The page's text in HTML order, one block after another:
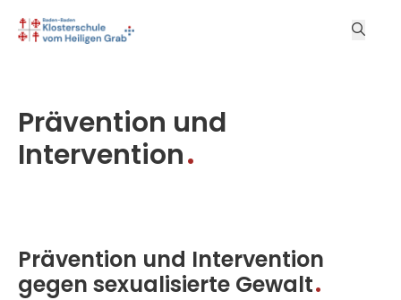
Prävention und
Intervention
Prävention und Intervention
gegen sexualisierte Gewalt